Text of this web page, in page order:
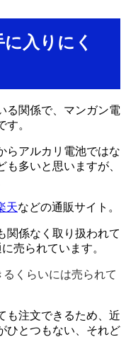
入りにく
る関係で、マンガン電
。
らアルカリ電池ではな
多いと思いますが、
天などの通販サイト。
関係なく取り扱われて
売られています。
くらいには売られて
も注文できるため、近
ひとつもない、それど